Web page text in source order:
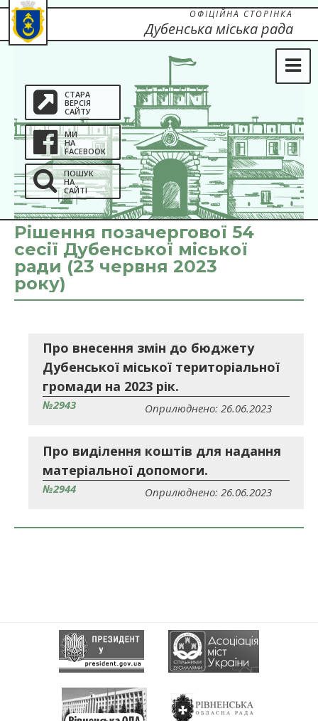
СТАРА
ВЕРСІЯ
САЙТУ
МИ
НА
FACEBOOK
ПОШУК
НА
САЙТІ
ОФІЦІЙНА СТОРІНКА
Дубенська міська рада
Рішення позачергової 54
сесії Дубенської міської
ради (23 червня 2023
року)
Про внесення змін до бюджету
Дубенської міської територіальної
громади на 2023 рік.
№2943 Оприлюднено: 26.06.2023
Про виділення коштів для надання
матеріальної допомоги.
№2944 Оприлюднено: 26.06.2023